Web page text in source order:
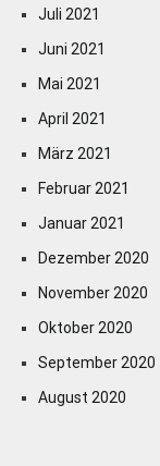
Juli 2021
Juni 2021
Mai 2021
April 2021
März 2021
Februar 2021
Januar 2021
Dezember 2020
November 2020
Oktober 2020
September 2020
August 2020